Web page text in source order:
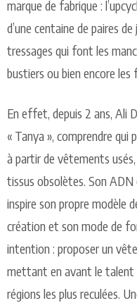
marque de fabrique :
d’une centaine de paires
tressages qui font les
bustiers ou bien encore les
En effet, depuis 2 ans, Ali D
« Tanya », comprendre qui p
à partir de vêtements
tissus obsolètes. Son
inspire son propre modèle
création et son mode de
intention : proposer un
mettant en avant le talent
régions les plus reculées.